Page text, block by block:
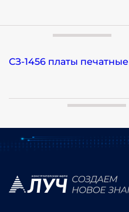
СЗ-1456 платы печатные